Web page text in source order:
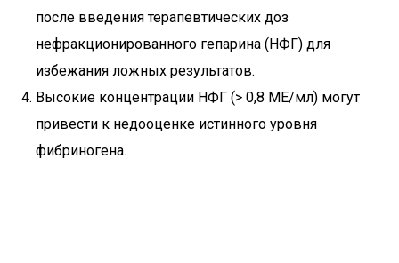
после введения терапевтических доз
нефракционированного гепарина (НФГ) для
избежания ложных результатов.
Высокие концентрации НФГ (> 0,8 МЕ/мл) могут
привести к недооценке истинного уровня
фибриногена.